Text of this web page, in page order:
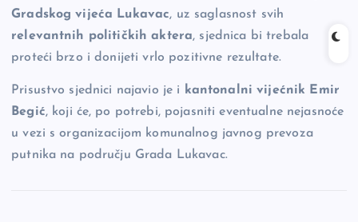
Gradskog vijeća Lukavac, uz saglasnost svih
relevantnih političkih aktera, sjednica bi trebala
proteći brzo i donijeti vrlo pozitivne rezultate.
Prisustvo sjednici najavio je i
kantonalni vijećnik Emir
Begić, koji će, po potrebi, pojasniti eventualne nejasnoće
u vezi s organizacijom komunalnog javnog prevoza
putnika na području Grada Lukavac.